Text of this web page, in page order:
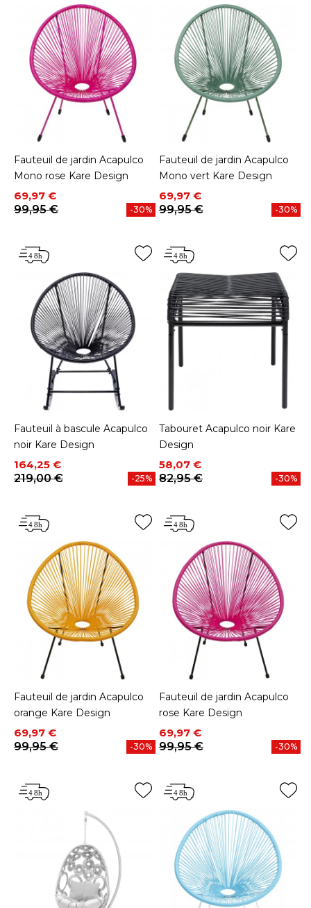
Fauteuil de jardin Acapulco
Mono rose Kare Design
Prix
69,97 €
Prix de base
99,95 €
-30%
Fauteuil de jardin Acapulco
Mono vert Kare Design
Prix
69,97 €
Prix de base
99,95 €
-30%
Fauteuil à bascule Acapulco
noir Kare Design
Prix
164,25 €
Prix de base
219,00 €
-25%
Tabouret Acapulco noir Kare
Design
Prix
58,07 €
Prix de base
82,95 €
-30%
Fauteuil de jardin Acapulco
orange Kare Design
Prix
69,97 €
Prix de base
99,95 €
-30%
Fauteuil de jardin Acapulco
rose Kare Design
Prix
69,97 €
Prix de base
99,95 €
-30%